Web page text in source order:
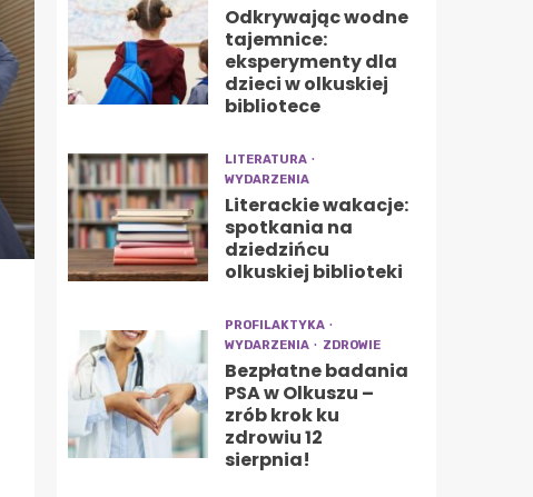
Odkrywając wodne
tajemnice:
eksperymenty dla
dzieci w olkuskiej
bibliotece
LITERATURA
WYDARZENIA
Literackie wakacje:
spotkania na
dziedzińcu
olkuskiej biblioteki
PROFILAKTYKA
WYDARZENIA
ZDROWIE
Bezpłatne badania
PSA w Olkuszu –
zrób krok ku
zdrowiu 12
sierpnia!